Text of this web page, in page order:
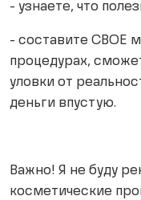
- узнаете, что
- составите СВОЕ
процедурах,
уловки от
деньги впустую.
Важно! Я не буду
косметические